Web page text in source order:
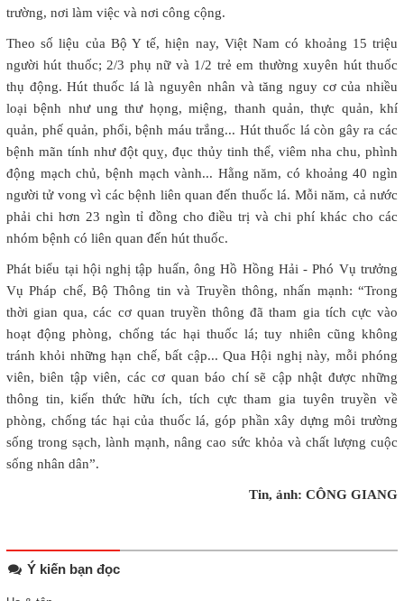
trường, nơi làm việc và nơi công cộng.
Theo số liệu của Bộ Y tế, hiện nay, Việt Nam có khoảng 15 triệu
người hút thuốc; 2/3 phụ nữ và 1/2 trẻ em thường xuyên hút thuốc
thụ động. Hút thuốc lá là nguyên nhân và tăng nguy cơ của nhiều
loại bệnh như ung thư họng, miệng, thanh quản, thực quản, khí
quản, phế quản, phổi, bệnh máu trắng... Hút thuốc lá còn gây ra các
bệnh mãn tính như đột quỵ, đục thủy tinh thể, viêm nha chu, phình
động mạch chủ, bệnh mạch vành... Hằng năm, có khoảng 40 ngìn
người tử vong vì các bệnh liên quan đến thuốc lá. Mỗi năm, cả nước
phải chi hơn 23 ngìn tỉ đồng cho điều trị và chi phí khác cho các
nhóm bệnh có liên quan đến hút thuốc.
Phát biểu tại hội nghị tập huấn, ông Hồ Hồng Hải - Phó Vụ trưởng
Vụ Pháp chế, Bộ Thông tin và Truyền thông, nhấn mạnh: “Trong
thời gian qua, các cơ quan truyền thông đã tham gia tích cực vào
hoạt động phòng, chống tác hại thuốc lá; tuy nhiên cũng không
tránh khỏi những hạn chế, bất cập... Qua Hội nghị này, mỗi phóng
viên, biên tập viên, các cơ quan báo chí sẽ cập nhật được những
thông tin, kiến thức hữu ích, tích cực tham gia tuyên truyền về
phòng, chống tác hại của thuốc lá, góp phần xây dựng môi trường
sống trong sạch, lành mạnh, nâng cao sức khỏa và chất lượng cuộc
sống nhân dân”.
Tin, ảnh: CÔNG GIANG
Ý kiến bạn đọc